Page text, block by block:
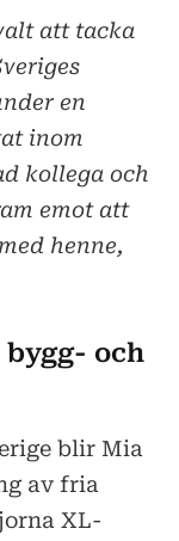
att tacka
en
inom
kollega och
emot att
henne,
bygg- och
blir Mia
av fria
XL-